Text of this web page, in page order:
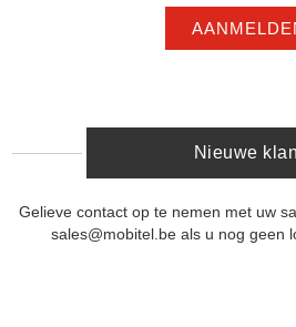
Nieuwe
Gelieve contact op te nemen met uw
sales@mobitel.be als u nog geen